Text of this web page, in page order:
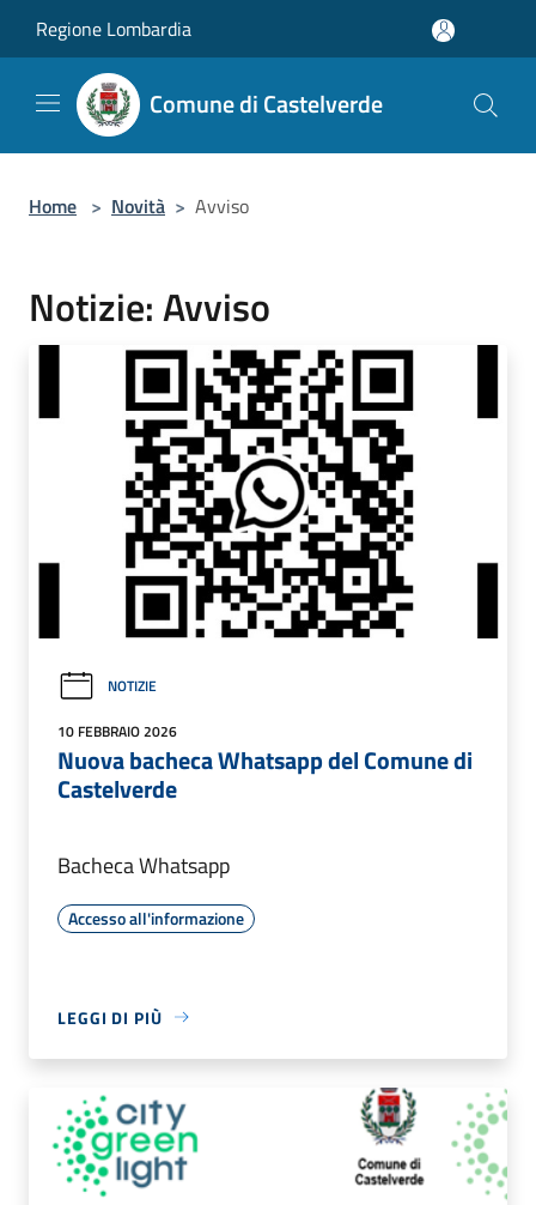
Regione Lombardia
Comune di Castelverde
Home > Novità > Avviso
Notizie: Avviso
NOTIZIE
10 FEBBRAIO 2026
Nuova bacheca Whatsapp del Comune di
Castelverde
Bacheca Whatsapp
Accesso all'informazione
LEGGI DI PIÙ